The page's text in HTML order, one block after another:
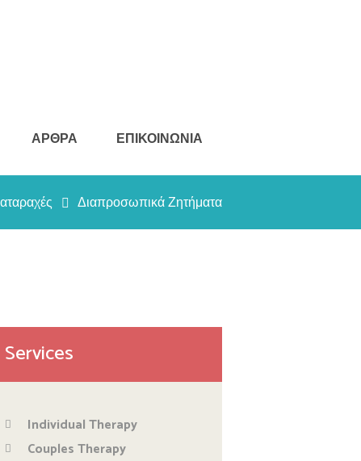
ΑΡΘΡΑ ΕΠΙΚΟΙΝΩΝΙΑ
Διαπροσωπικά Ζητήματα
Services
Individual Therapy
Couples Therapy